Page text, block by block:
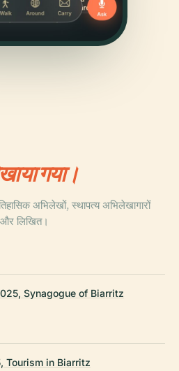
गया।
अभिलेखों, स्थापत्य अभिलेखागारों
और लिखित।
Synagogue of Biarritz
Tourism in Biarritz